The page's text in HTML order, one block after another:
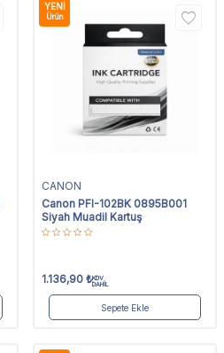
YENI
Ürün
CANON
Canon PFI-102BK 0895B001
Siyah Muadil Kartuş
1.136,90 ₺KDV
DAHİL
Sepete Ekle